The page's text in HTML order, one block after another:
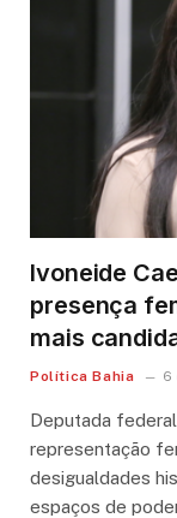
Ivoneide
presença
mais
Política Bahia 6
Deputada
representação
desigualdades
espaços de